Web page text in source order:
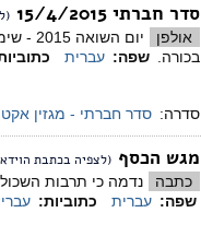
סדר חברתי 15/4/2015
אולפן
בכורה.
שפה: עברית
סדרה: סדר חברתי - מגזין
מגש הכסף (לצפיה בכתבת
כתבה
נדמה כי תרבות
שפה: עברית כתוביות: